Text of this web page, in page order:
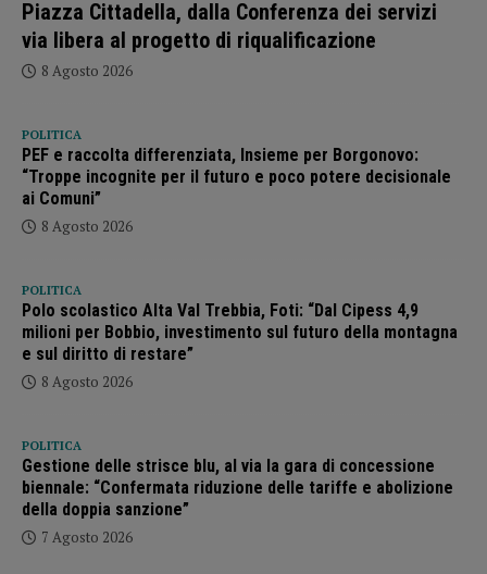
Piazza Cittadella, dalla Conferenza dei servizi
via libera al progetto di riqualificazione
8 Agosto 2026
POLITICA
PEF e raccolta differenziata, Insieme per Borgonovo:
“Troppe incognite per il futuro e poco potere decisionale
ai Comuni”
8 Agosto 2026
POLITICA
Polo scolastico Alta Val Trebbia, Foti: “Dal Cipess 4,9
milioni per Bobbio, investimento sul futuro della montagna
e sul diritto di restare”
8 Agosto 2026
POLITICA
Gestione delle strisce blu, al via la gara di concessione
biennale: “Confermata riduzione delle tariffe e abolizione
della doppia sanzione”
7 Agosto 2026